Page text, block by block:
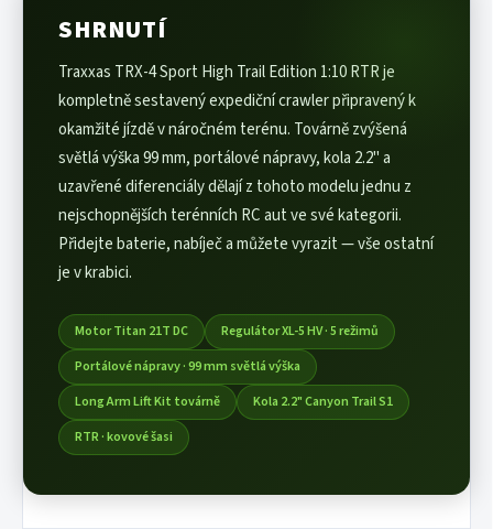
zvladatelný, ale kvůli hmotnosti 3,2 kg a pevnému
Pokud bude model používat dítě, zvažte NiMH
akumulátor — přežije úplné vybití bez poškození.
SHRNUTÍ
Traxxas TRX-4 Sport High Trail Edition 1:10 RTR je
kompletně sestavený expediční crawler připravený k
okamžité jízdě v náročném terénu. Továrně zvýšená
světlá výška 99 mm, portálové nápravy, kola 2.2" a
uzavřené diferenciály dělají z tohoto modelu jednu z
nejschopnějších terénních RC aut ve své kategorii.
Přidejte baterie, nabíječ a můžete vyrazit — vše ostatní
je v krabici.
Motor Titan 21T DC
Regulátor XL-5 HV · 5 režimů
Portálové nápravy · 99 mm světlá výška
Long Arm Lift Kit továrně
Kola 2.2" Canyon Trail S1
RTR · kovové šasi